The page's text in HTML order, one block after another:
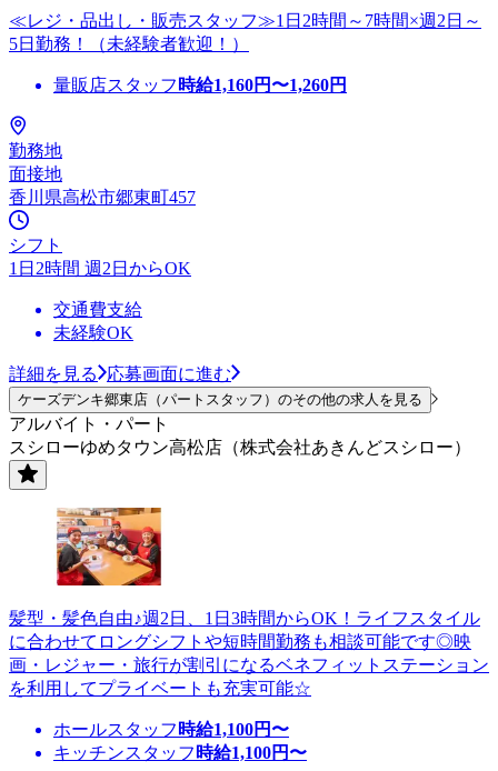
≪レジ・品出し・販売スタッフ≫1日2時間～7時間×週2日～
5日勤務！（未経験者歓迎！）
量販店スタッフ 時給1,160円〜1,260円
勤務地
面接地
香川県高松市郷東町457
シフト
1日2時間 週2日からOK
交通費支給
未経験OK
詳細を見る 応募画面に進む
ケーズデンキ郷東店（パートスタッフ）のその他の求人を見る
アルバイト・パート
スシローゆめタウン高松店（株式会社あきんどスシロー）
髪型・髪色自由♪週2日、1日3時間からOK！ライフスタイル
に合わせてロングシフトや短時間勤務も相談可能です◎映
画・レジャー・旅行が割引になるベネフィットステーション
を利用してプライベートも充実可能☆
ホールスタッフ 時給1,100円〜
キッチンスタッフ 時給1,100円〜